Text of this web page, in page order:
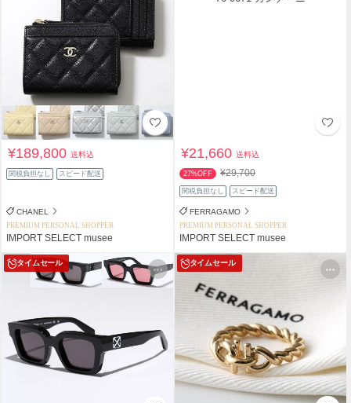
¥189,800送料込
関税負担なし スピード配送
CHANEL
PREMIUM PERSONAL SHOPPER
IMPORT SELECT musee
¥21,660送料込
27%OFF ¥29,700
関税負担なし スピード配送
FERRAGAMO
PREMIUM PERSONAL SHOPPER
IMPORT SELECT musee
タイムセール タイムセール